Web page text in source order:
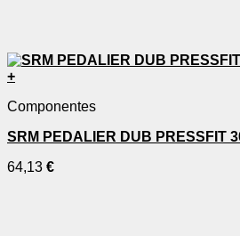
+
Componentes
SRM PEDALIER DUB PRESSFIT
64,13 €